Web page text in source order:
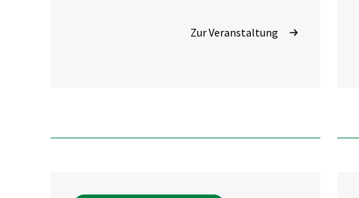
Zur Veranstaltung